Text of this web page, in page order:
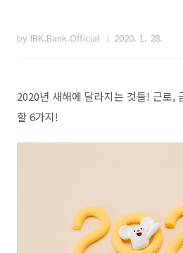
by IBK.Bank.Official 2020. 1. 28.
2020년 새해에 달라지는 것들! 근로,
할 6가지!